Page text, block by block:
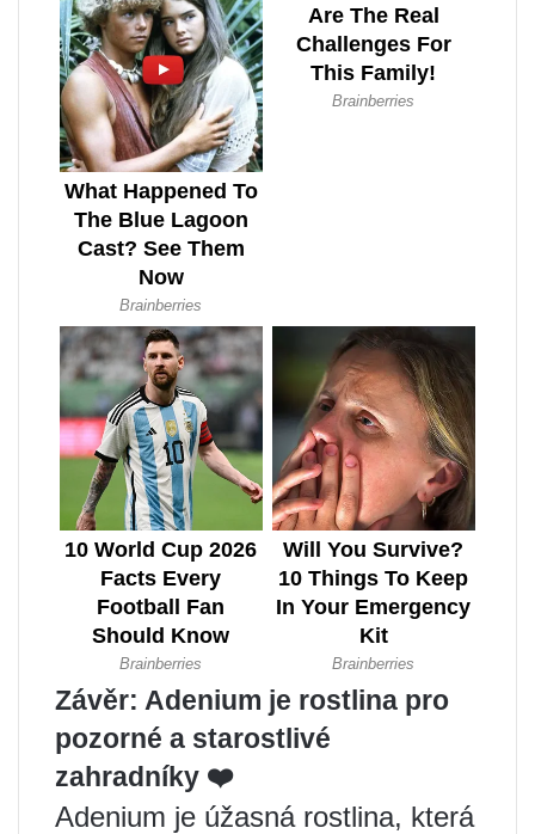
Závěr: Adenium je rostlina pro
pozorné a starostlivé
zahradníky ❤️
Adenium je úžasná rostlina, která